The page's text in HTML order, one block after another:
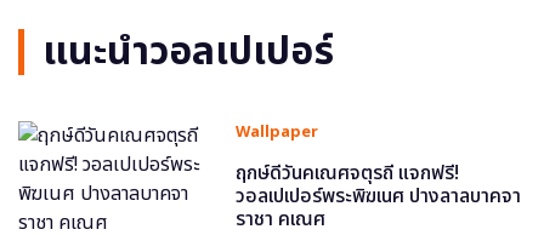
แนะนำวอลเปเปอร์
Wallpaper
ฤกษ์ดีวันคเณศจตุรถี แจกฟรี!
วอลเปเปอร์พระพิฆเนศ ปางลาลบาคจา
ราชา คเณศ